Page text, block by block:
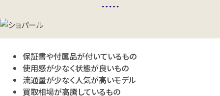
保証書や付属品が付いているもの
使用感が少なく状態が良いもの
流通量が少なく人気が高いモデル
買取相場が高騰しているもの